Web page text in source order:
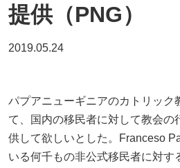
提供（PNG）
2019.05.24
パプアニューギニアのカトリック
て、国内の移民者に対して教会の
供して欲しいとした。Franceso
いる何千もの非公式移民者に対す